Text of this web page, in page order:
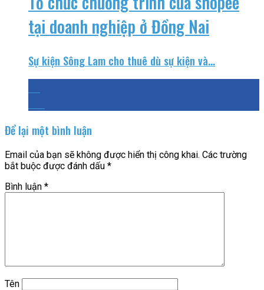
tại doanh nghiệp ở Đồng Nai
Sự kiện Sông Lam cho thuê dù sự kiện và...
Để lại một bình luận
Email của bạn sẽ không được hiển thị công khai. Các trường
bắt buộc được đánh dấu *
Bình luận *
Tên